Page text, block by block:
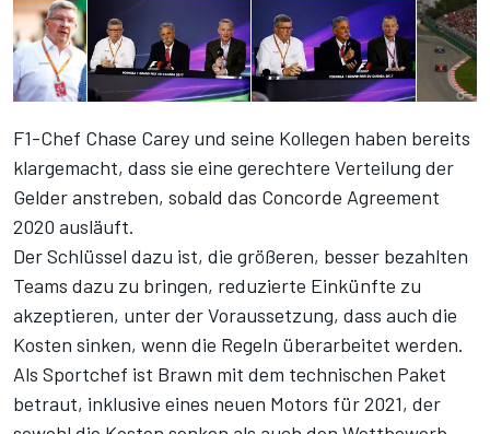
F1-Chef Chase Carey und seine Kollegen haben bereits
klargemacht, dass sie eine gerechtere Verteilung der
Gelder anstreben, sobald das Concorde Agreement
2020 ausläuft.
Der Schlüssel dazu ist, die größeren, besser bezahlten
Teams dazu zu bringen, reduzierte Einkünfte zu
akzeptieren, unter der Voraussetzung, dass auch die
Kosten sinken, wenn die Regeln überarbeitet werden.
Als Sportchef ist Brawn mit dem technischen Paket
betraut, inklusive eines neuen Motors für 2021, der